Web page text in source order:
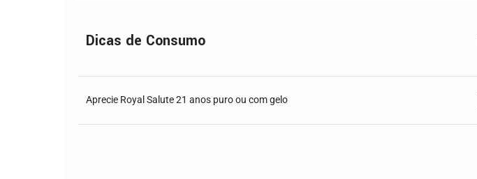
Dicas de Consumo
Aprecie Royal Salute 21 anos puro ou com gelo